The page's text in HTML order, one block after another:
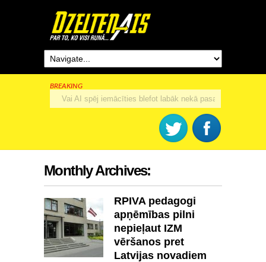
BREAKING
Rīga šogad svinēs 825. dzimšanas dienu
Monthly Archives:
RPIVA pedagogi
apņēmības pilni
nepieļaut IZM
vēršanos pret
Latvijas novadiem